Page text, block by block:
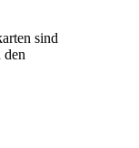
sind
den